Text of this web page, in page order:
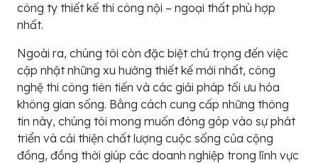
công ty thiết kế thi công nội – ngoại thất phù hợp
nhất.
Ngoài ra, chúng tôi còn đặc biệt chú trọng đến việc
cập nhật những xu hướng thiết kế mới nhất, công
nghệ thi công tiên tiến và các giải pháp tối ưu hóa
không gian sống. Bằng cách cung cấp những thông
tin này, chúng tôi mong muốn đóng góp vào sự phát
triển và cải thiện chất lượng cuộc sống của cộng
đồng, đồng thời giúp các doanh nghiệp trong lĩnh vực